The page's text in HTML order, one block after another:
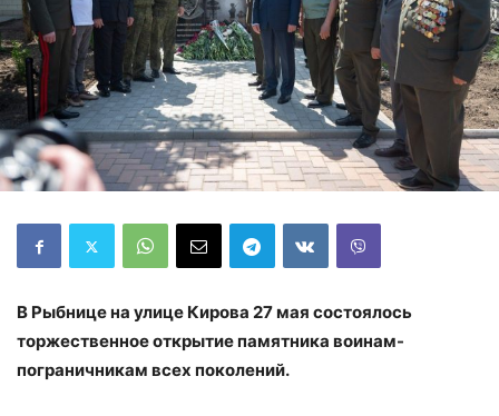
В Рыбнице на улице Кирова 27 мая состоялось
торжественное открытие памятника воинам-
пограничникам всех поколений.